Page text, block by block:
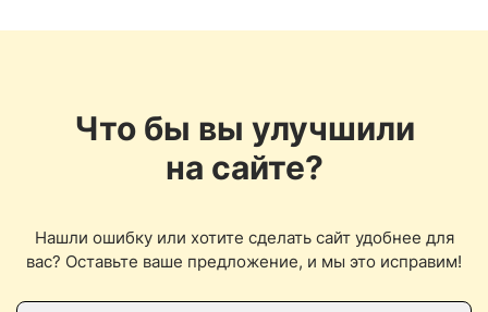
Что бы вы улучшили
на сайте?
Нашли ошибку или хотите сделать сайт удобнее для
вас? Оставьте ваше предложение, и мы это исправим!